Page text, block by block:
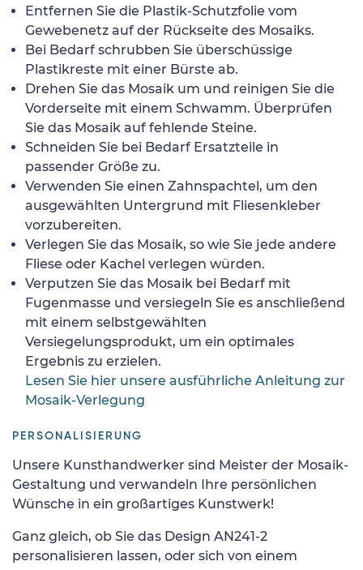
Entfernen Sie die Plastik-Schutzfolie vom
Gewebenetz auf der Rückseite des Mosaiks.
Bei Bedarf schrubben Sie überschüssige
Plastikreste mit einer Bürste ab.
Drehen Sie das Mosaik um und reinigen Sie die
Vorderseite mit einem Schwamm. Überprüfen
Sie das Mosaik auf fehlende Steine.
Schneiden Sie bei Bedarf Ersatzteile in
passender Größe zu.
Verwenden Sie einen Zahnspachtel, um den
ausgewählten Untergrund mit Fliesenkleber
vorzubereiten.
Verlegen Sie das Mosaik, so wie Sie jede andere
Fliese oder Kachel verlegen würden.
Verputzen Sie das Mosaik bei Bedarf mit
Fugenmasse und versiegeln Sie es anschließend
mit einem selbstgewählten
Versiegelungsprodukt, um ein optimales
Ergebnis zu erzielen.
Lesen Sie hier unsere ausführliche Anleitung zur
Mosaik-Verlegung
PERSONALISIERUNG
Unsere Kunsthandwerker sind Meister der Mosaik-
Gestaltung und verwandeln Ihre persönlichen
Wünsche in ein großartiges Kunstwerk!
Ganz gleich, ob Sie das Design AN241-2
personalisieren lassen, oder sich von einem